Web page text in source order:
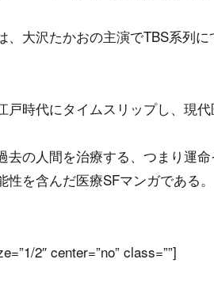
、大沢たかおの主演でTBS系列
戸時代にタイムスリップし、現
去の人間を治療する、つまり運
性を含んだ医療SFマンガである。
2″ center=”no” class=””]